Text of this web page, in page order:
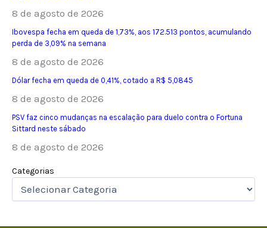
8 de agosto de 2026
Ibovespa fecha em queda de 1,73%, aos 172.513 pontos, acumulando
perda de 3,09% na semana
8 de agosto de 2026
Dólar fecha em queda de 0,41%, cotado a R$ 5,0845
8 de agosto de 2026
PSV faz cinco mudanças na escalação para duelo contra o Fortuna
Sittard neste sábado
8 de agosto de 2026
Categorias